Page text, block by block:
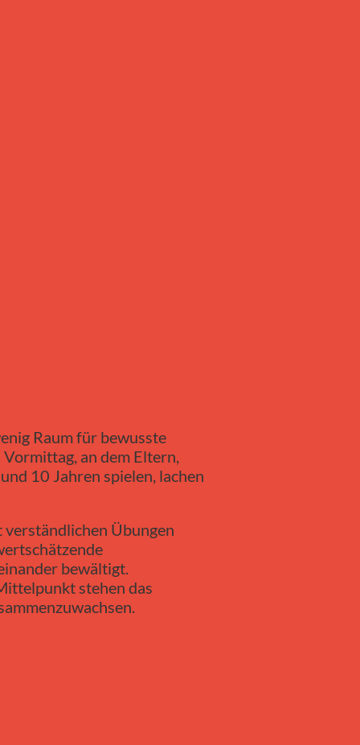
Raum für bewusste
an dem Eltern,
10 Jahren spielen, lachen
verständlichen Übungen
bewältigt.
stehen das